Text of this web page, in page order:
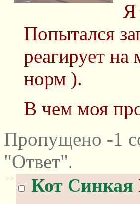
Я
Попытался
реагирует
норм ).
В чем моя
Пропущено -1
"Ответ".
>> Кот Синкая